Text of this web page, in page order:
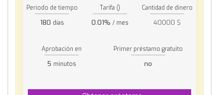
Periodo de tiempo
180 días
Tarifa ()
0.01% / mes
Cantidad de dinero
40000 $
Aprobación en
5 minutos
Primer préstamo gratuito
no